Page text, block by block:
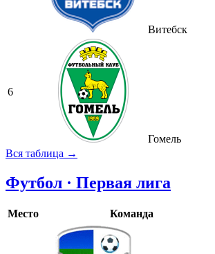
Витебск
6
Гомель
Вся таблица →
Футбол · Первая лига
Место Команда